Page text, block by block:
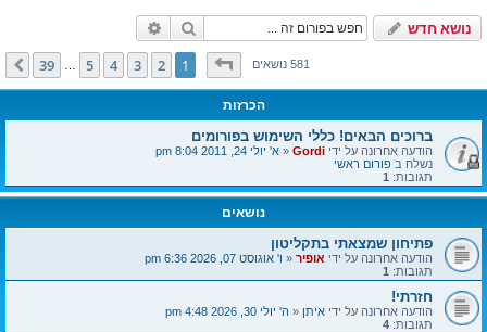
נושא חדש חיפוש
581 נושאיםדף1מתוך39
1
2
3
4
5
39 הבא
הכרזות
ברוכים הבאים! כללי השימוש בפורומים
הודעה אחרונה על ידי Gordi
«א' יולי 24, 2011 8:04 pm
נשלח בפורום ראשי
תגובות: 1
נושאים
פתיחון שמצאתי בתקליטון
הודעה אחרונה על ידי אופיר«ו' אוגוסט 07, 2026 6:36 pm
תגובות: 1
חזרתי!
הודעה אחרונה על ידי איתן«ה' יולי 30, 2026 4:48 pm
תגובות: 4